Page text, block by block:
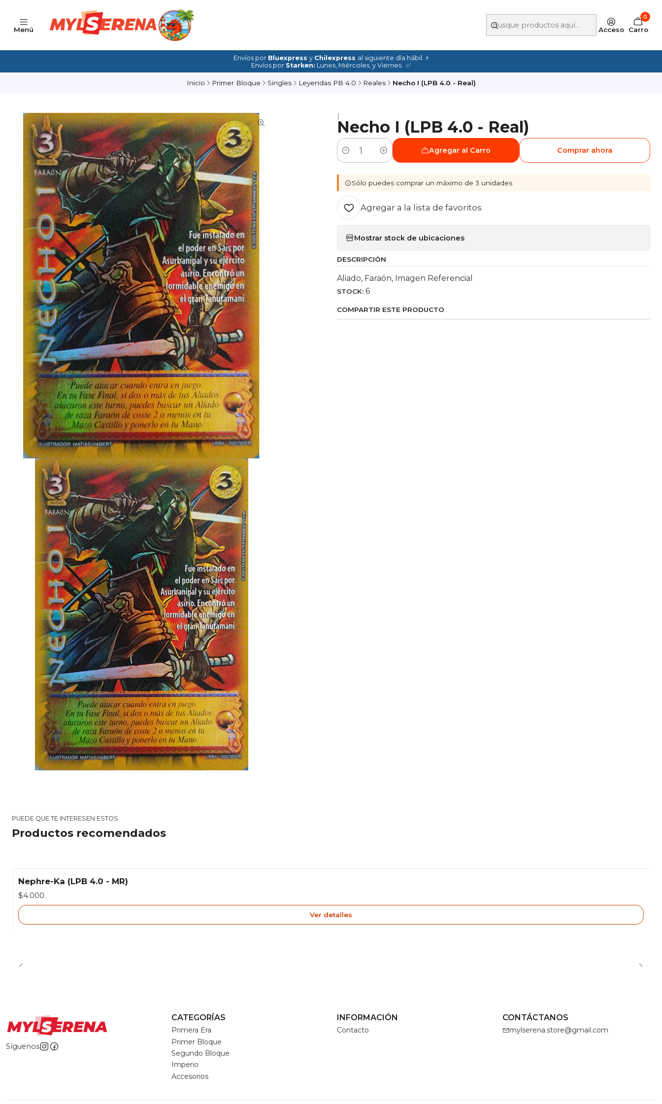
Menú Acceso
0
Carro
Envíos por Bluexpress y Chilexpress al siguiente día hábil. ⚡
Envíos por Starken: Lunes, Miércoles, y Viernes. ✅
Inicio Primer Bloque Singles Leyendas PB 4.0 Reales Necho I (LPB 4.0 - Real)
|
Necho I (LPB 4.0 - Real)
Cantidad
Agregar al Carro Comprar ahora
Sólo puedes comprar un máximo de 3 unidades
Agregar a la lista de favoritos
Mostrar stock de ubicaciones
DESCRIPCIÓN
Aliado, Faraón, Imagen Referencial
STOCK: 6
COMPARTIR ESTE PRODUCTO
PUEDE QUE TE INTERESEN ESTOS
Productos recomendados
Agotado
Nephre-Ka (LPB 4.0 - MR)
$4.000
Ver detalles
Síguenos
CATEGORÍAS
Primera Era
Primer Bloque
Segundo Bloque
Imperio
Accesorios
INFORMACIÓN
Contacto
CONTÁCTANOS
mylserena.store@gmail.com